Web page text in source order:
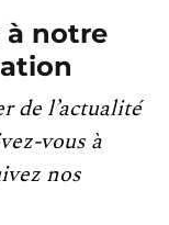
à notre
de l’actualité
vous à
nos